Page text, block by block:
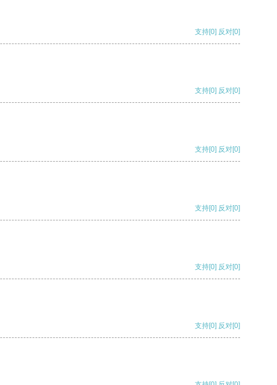
支持[0] 反对[0]
支持[0] 反对[0]
支持[0] 反对[0]
支持[0] 反对[0]
支持[0] 反对[0]
支持[0] 反对[0]